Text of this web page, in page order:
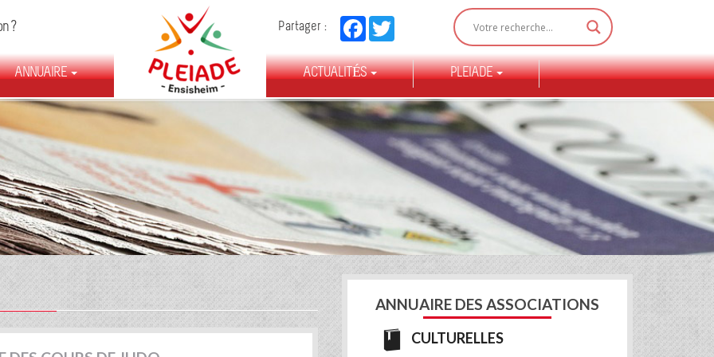
? Partager : Facebook
ANNUAIRE
FÉDÉRATION
DES
ASSOCIATIONS
D’ENSISHEIM
ACTUALITÉS PLEIADE
ANNUAIRE DES ASSOCIATIONS
CULTURELLES